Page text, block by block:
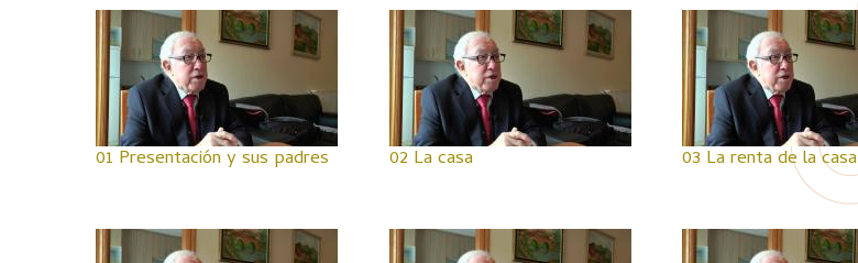
01 Presentación y sus padres 02 La casa 03 La renta de la casa